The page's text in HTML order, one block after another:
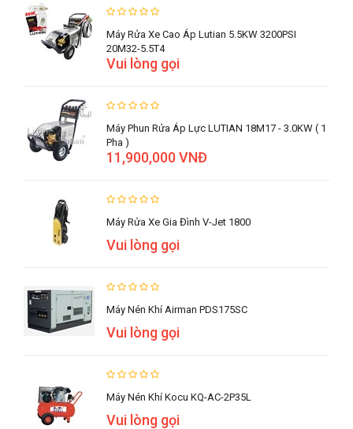
Máy Rửa Xe Cao Áp Lutian 5.5KW 3200PSI
20M32-5.5T4
Vui lòng gọi
Máy Phun Rửa Áp Lực LUTIAN 18M17 - 3.0KW ( 1
Pha )
11,900,000 VNĐ
Máy Rửa Xe Gia Đình V-Jet 1800
Vui lòng gọi
Máy Nén Khí Airman PDS175SC
Vui lòng gọi
Máy Nén Khí Kocu KQ-AC-2P35L
Vui lòng gọi